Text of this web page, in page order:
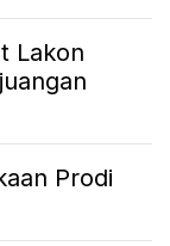
Lakon
Prodi